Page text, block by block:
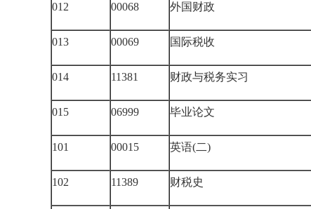
012 00068 外国财政
013 00069 国际税收
014 11381 财政与税务实习
015 06999 毕业论文
101 00015 英语(二)
102 11389 财税史